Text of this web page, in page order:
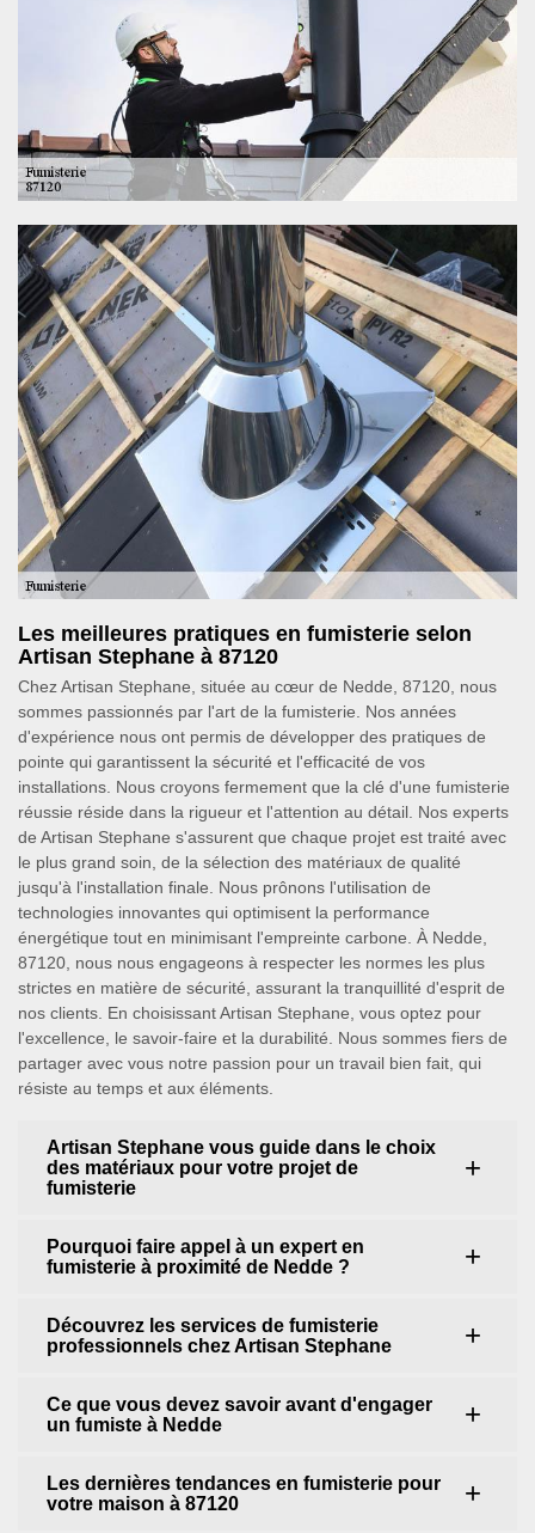
Les meilleures pratiques en fumisterie selon
Artisan Stephane à 87120
Chez Artisan Stephane, située au cœur de Nedde, 87120, nous
sommes passionnés par l'art de la fumisterie. Nos années
d'expérience nous ont permis de développer des pratiques de
pointe qui garantissent la sécurité et l'efficacité de vos
installations. Nous croyons fermement que la clé d'une fumisterie
réussie réside dans la rigueur et l'attention au détail. Nos experts
de Artisan Stephane s'assurent que chaque projet est traité avec
le plus grand soin, de la sélection des matériaux de qualité
jusqu'à l'installation finale. Nous prônons l'utilisation de
technologies innovantes qui optimisent la performance
énergétique tout en minimisant l'empreinte carbone. À Nedde,
87120, nous nous engageons à respecter les normes les plus
strictes en matière de sécurité, assurant la tranquillité d'esprit de
nos clients. En choisissant Artisan Stephane, vous optez pour
l'excellence, le savoir-faire et la durabilité. Nous sommes fiers de
partager avec vous notre passion pour un travail bien fait, qui
résiste au temps et aux éléments.
Artisan Stephane vous guide dans le choix
des matériaux pour votre projet de
fumisterie
Pourquoi faire appel à un expert en
fumisterie à proximité de Nedde ?
Découvrez les services de fumisterie
professionnels chez Artisan Stephane
Ce que vous devez savoir avant d'engager
un fumiste à Nedde
Les dernières tendances en fumisterie pour
votre maison à 87120